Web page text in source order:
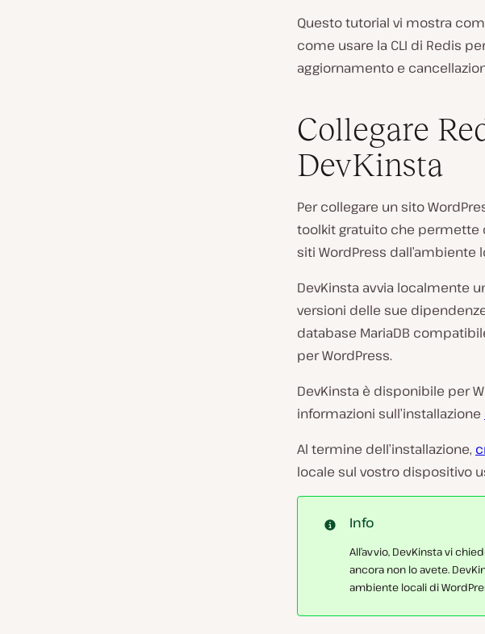
Questo tutorial vi mostra
come usare la CLI di Redis
aggiornamento e
Collegare
DevKinsta
Per collegare un sito
toolkit gratuito che permette
siti WordPress dall’ambiente
DevKinsta avvia localmente
versioni delle sue
database MariaDB
per WordPress.
DevKinsta è disponibile per
informazioni sull’installazione
Al termine dell’installazione,
locale sul vostro dispositivo
Info
All’avvio, DevKinsta vi
ancora non lo avete.
ambiente locali di